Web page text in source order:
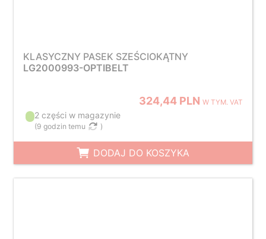
KLASYCZNY PASEK SZEŚCIOKĄTNY
LG2000993-OPTIBELT
324,44 PLNW TYM. VAT
2 części w magazynie
(9 godzin temu )
DODAJ DO KOSZYKA